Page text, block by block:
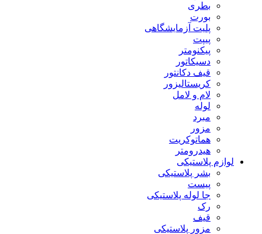
بطری
بورت
پلیت آزمایشگاهی
پیپت
پیکنومتر
دسیکاتور
قیف دکانتور
کریستالیزور
لام و لامل
لوله
مبرد
مزور
هماتوکریت
هیدرومتر
لوازم پلاستیکی
بشر پلاستیکی
پیست
جا لوله پلاستیکی
رک
قیف
مزور پلاستیکی